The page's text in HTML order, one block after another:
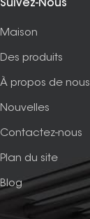
Suivez-Nous
Maison
Des produits
À propos de nous
Nouvelles
Contactez-nous
Plan du site
Blog